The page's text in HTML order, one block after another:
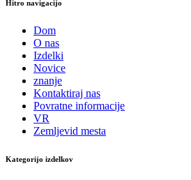
Hitro navigacijo
Dom
O nas
Izdelki
Novice
znanje
Kontaktiraj nas
Povratne informacije
VR
Zemljevid mesta
Kategorijo izdelkov